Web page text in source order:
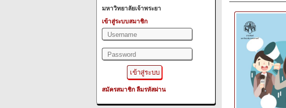
มหาวิทยาลัยเจ้าพระยา
เข้าสู่ระบบสมาชิก
สมัครสมาชิก ลืมรหัสผ่าน